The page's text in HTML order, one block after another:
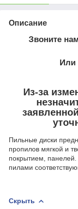
Описание
Звоните
Или
Из-за
Пильные диски
пропилов мягкой и
покрытием, панелей.
пилами
Скрыть